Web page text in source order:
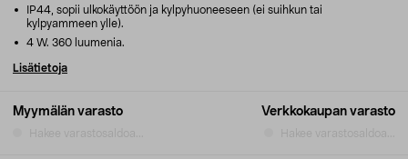
Myymälän varasto
Hakee varastosaldoa...
Verkkokaupan varasto
Hakee varastosaldoa...
IP44, sopii ulkokäyttöön ja kylpyhuoneeseen (ei suihkun tai
kylpyammeen ylle).
4 W. 360 luumenia.
Lisätietoja